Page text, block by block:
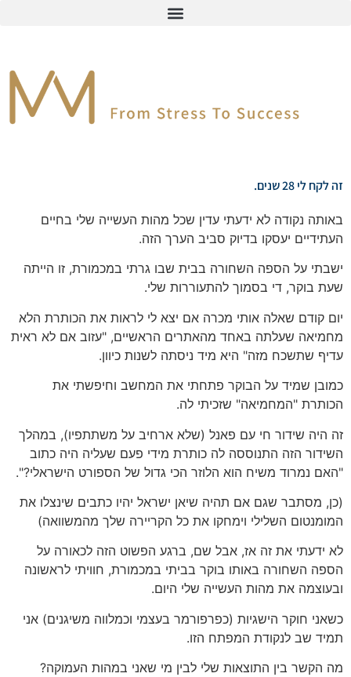
זה לקח לי 28 שנים.
באותה נקודה לא ידעתי עדין שכל מהות העשייה שלי בחיים
העתידיים יעסקו בדיוק סביב הערך הזה.
ישבתי על הספה השחורה בבית שבו גרתי במכמורת, זו הייתה
שעת בוקר, די בסמוך להתעוררות שלי.
יום קודם שאלה אותי מכרה אם יצא לי לראות את הכותרת הלא
מחמיאה שעלתה באחד מהאתרים הראשיים, "עזוב אם לא ראית
עדיף שתשכח מזה" היא מיד ניסתה לשנות כיוון.
כמובן שמיד על הבוקר פתחתי את המחשב וחיפשתי את
הכותרת "המחמיאה" שזכיתי לה.
זה היה שידור חי עם פאנל (שלא ארחיב על משתתפיו), במהלך
השידור הזה התנוססה לה כותרת מידי פעם שעליה היה כתוב
"האם נמרוד משיח הוא הלוזר הכי גדול של הספורט הישראלי?".
(כן, מסתבר שגם אם תהיה שיאן ישראל יהיו כתבים שינצלו את
המומנטום השלילי וימחקו את כל הקריירה שלך מהמשוואה)
לא ידעתי את זה אז, אבל שם, ברגע הפשוט הזה לכאורה על
הספה השחורה באותו בוקר בביתי במכמורת, חוויתי לראשונה
ובעוצמה את מהות העשייה שלי היום.
כשאני חוקר הישגיות (כפרפורמר בעצמי וכמלווה משיגנים) אני
תמיד שב לנקודת המפתח הזו.
מה הקשר בין התוצאות שלי לבין מי שאני במהות העמוקה?